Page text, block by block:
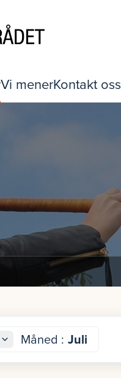
Vi menerKontakt oss
Måned : Juli